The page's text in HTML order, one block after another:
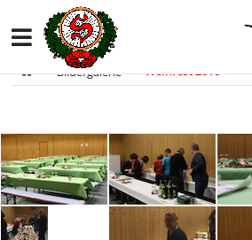
Bildergalerie Weinfest 2016